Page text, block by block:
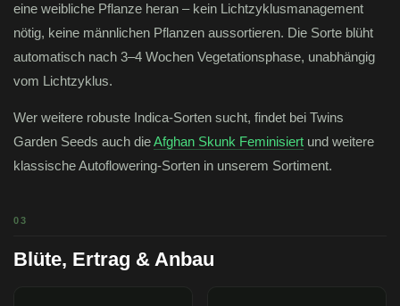
eine weibliche Pflanze heran – kein Lichtzyklusmanagement
nötig, keine männlichen Pflanzen aussortieren. Die Sorte blüht
automatisch nach 3–4 Wochen Vegetationsphase, unabhängig
vom Lichtzyklus.
Wer weitere robuste Indica-Sorten sucht, findet bei Twins
Garden Seeds auch dieAfghan Skunk Feminisiert und weitere
klassische Autoflowering-Sorten in unserem Sortiment.
03
Blüte, Ertrag & Anbau